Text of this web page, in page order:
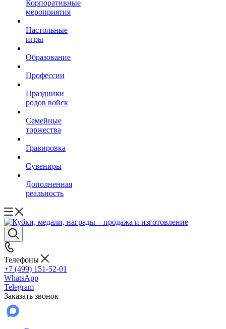
Корпоративные
мероприятия
Настольные
игры
Образование
Профессии
Праздники
родов войск
Семейные
торжества
Гравировка
Сувениры
Дополненная
реальность
Телефоны
+7 (499) 151-52-01
WhatsApp
Telegram
Заказать звонок